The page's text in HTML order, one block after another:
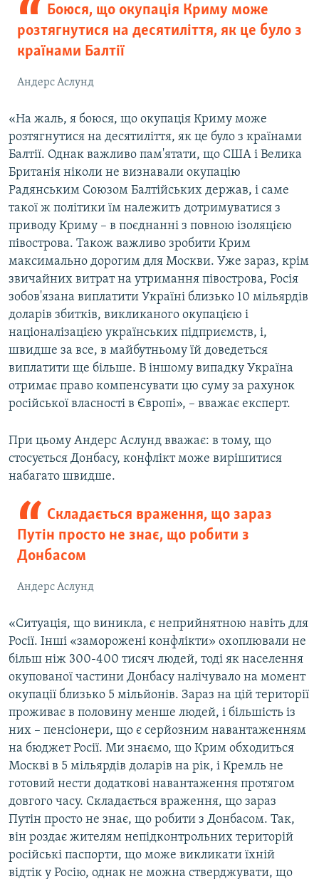
Боюся, що окупація Криму може
розтягнутися на десятиліття, як це було з
країнами Балтії
Андерс Аслунд
«На жаль, я боюся, що окупація Криму може
розтягнутися на десятиліття, як це було з країнами
Балтії. Однак важливо пам'ятати, що США і Велика
Британія ніколи не визнавали окупацію
Радянським Союзом Балтійських держав, і саме
такої ж політики їм належить дотримуватися з
приводу Криму – в поєднанні з повною ізоляцією
півострова. Також важливо зробити Крим
максимально дорогим для Москви. Уже зараз, крім
звичайних витрат на утримання півострова, Росія
зобов'язана виплатити Україні близько 10 мільярдів
доларів збитків, викликаного окупацією і
націоналізацією українських підприємств, і,
швидше за все, в майбутньому їй доведеться
виплатити ще більше. В іншому випадку Україна
отримає право компенсувати цю суму за рахунок
російської власності в Європі», – вважає експерт.
При цьому Андерс Аслунд вважає: в тому, що
стосується Донбасу, конфлікт може вирішитися
набагато швидше.
Складається враження, що зараз
Путін просто не знає, що робити з
Донбасом
Андерс Аслунд
«Cитуація, що виникла, є неприйнятною навіть для
Росії. Інші «заморожені конфлікти» охоплювали не
більш ніж 300-400 тисяч людей, тоді як населення
окупованої частини Донбасу налічувало на момент
окупації близько 5 мільйонів. Зараз на цій території
проживає в половину менше людей, і більшість із
них – пенсіонери, що є серйозним навантаженням
на бюджет Росії. Ми знаємо, що Крим обходиться
Москві в 5 мільярдів доларів на рік, і Кремль не
готовий нести додаткові навантаження протягом
довгого часу. Складається враження, що зараз
Путін просто не знає, що робити з Донбасом. Так,
він роздає жителям непідконтрольних територій
російські паспорти, що може викликати їхній
відтік у Росію, однак не можна стверджувати, що